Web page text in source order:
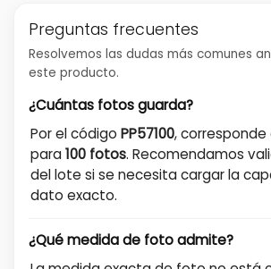
Preguntas frecuentes
Resolvemos las dudas más comunes
este producto.
¿Cuántas fotos guarda?
Por el código PP57100, corresponde
para100 fotos. Recomendamos
del lote si se necesita cargar la
dato exacto.
¿Qué medida de foto admite?